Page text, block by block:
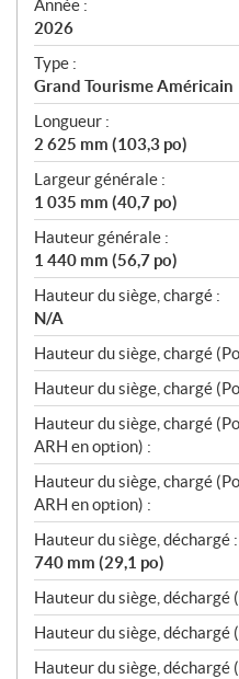
i
c
a
t
i
o
n
s
Année :
2026
Type :
Grand Tourisme Américain
Longueur :
2 625 mm (103,3 po)
Largeur générale :
1 035 mm (40,7 po)
Hauteur générale :
1 440 mm (56,7 po)
Hauteur du siège, chargé :
N/A
Hauteur du siège, chargé
Hauteur du siège, chargé
Hauteur du siège, chargé
ARH en option) :
Hauteur du siège, chargé
ARH en option) :
Hauteur du siège, déchargé :
740 mm (29,1 po)
Hauteur du siège, déchargé
Hauteur du siège, déchargé
Hauteur du siège, déchargé